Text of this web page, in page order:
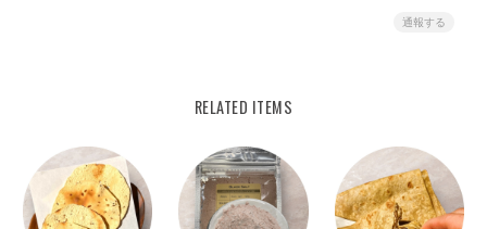
通報する
RELATED ITEMS